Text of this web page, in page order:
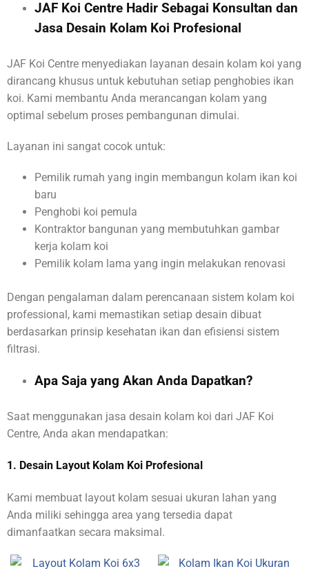
JAF Koi Centre Hadir Sebagai Konsultan dan
Jasa Desain Kolam Koi Profesional
JAF Koi Centre menyediakan layanan desain kolam koi yang
dirancang khusus untuk kebutuhan setiap penghobies ikan
koi. Kami membantu Anda merancangan kolam yang
optimal sebelum proses pembangunan dimulai.
Layanan ini sangat cocok untuk:
Pemilik rumah yang ingin membangun kolam ikan koi
baru
Penghobi koi pemula
Kontraktor bangunan yang membutuhkan gambar
kerja kolam koi
Pemilik kolam lama yang ingin melakukan renovasi
Dengan pengalaman dalam perencanaan sistem kolam koi
professional, kami memastikan setiap desain dibuat
berdasarkan prinsip kesehatan ikan dan efisiensi sistem
filtrasi.
Apa Saja yang Akan Anda Dapatkan?
Saat menggunakan jasa desain kolam koi dari JAF Koi
Centre, Anda akan mendapatkan:
1. Desain Layout Kolam Koi Profesional
Kami membuat layout kolam sesuai ukuran lahan yang
Anda miliki sehingga area yang tersedia dapat
dimanfaatkan secara maksimal.